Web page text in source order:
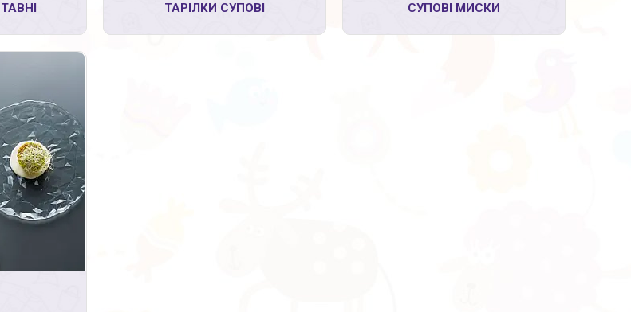
ТАРІЛКИ СУПОВІ СУПОВІ МИСКИ